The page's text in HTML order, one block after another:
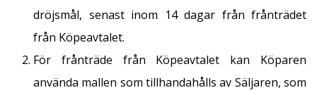
dröjsmål, senast inom 14 dagar från frånträdet
från Köpeavtalet.
För frånträde från Köpeavtalet kan Köparen
använda mallen som tillhandahålls av Säljaren, som